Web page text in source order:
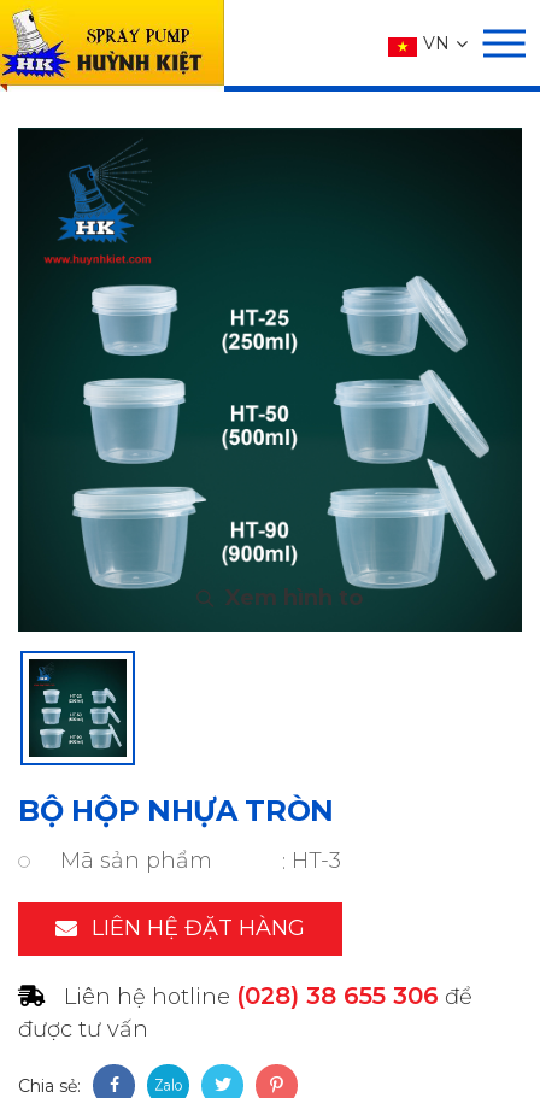
VN
SẢN PHẨM
Trang chủ SẢN PHẨM
BỘ HỘP NHỰA TRÒN
Mã sản phẩm HT-3
LIÊN HỆ ĐẶT HÀNG
Liên hệ hotline (028) 38 655 306 để
được tư vấn
Chia sẻ: